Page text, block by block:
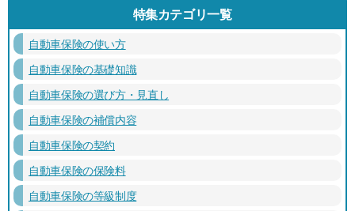
特集カテゴリ一覧
自動車保険の使い方
自動車保険の基礎知識
自動車保険の選び方・見直し
自動車保険の補償内容
自動車保険の契約
自動車保険の保険料
自動車保険の等級制度